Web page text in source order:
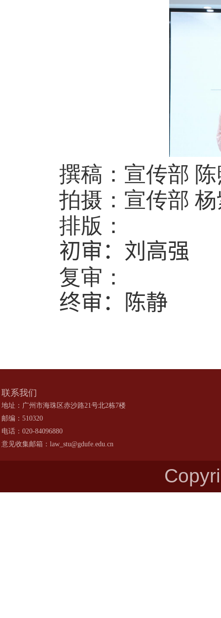
撰稿：宣传部
拍摄：宣传部
排版：
初审： 刘高强
复审：
终审：
陈静
联系我们
地址：广州市海珠区赤沙路21号北2栋7楼
邮编：510320
电话：020-84096880
意见收集邮箱：law_stu@gdufe.edu.cn